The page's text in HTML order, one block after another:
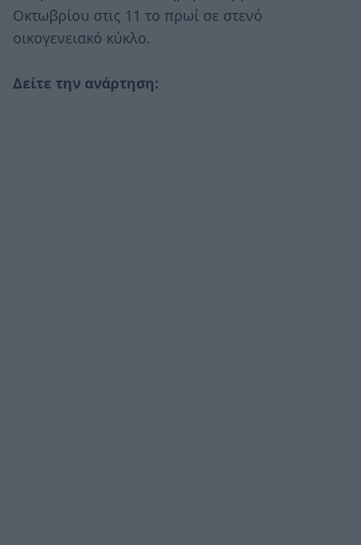
Οκτωβρίου στις 11 το πρωί σε στενό
οικογενειακό κύκλο.
Δείτε την ανάρτηση: